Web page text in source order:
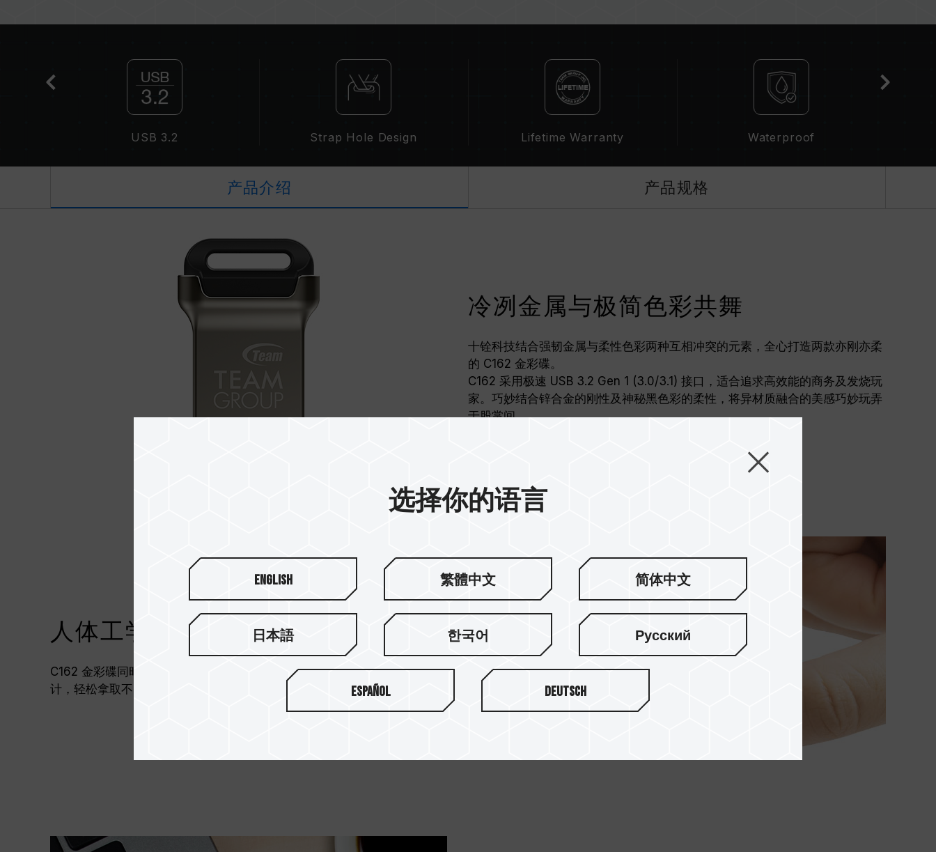
USB 3.2 Strap Hole Design Lifetime Warranty Waterproof
产品介绍 产品规格
冷冽金属与极简色彩共舞
十铨科技结合强韧金属与柔性色彩两种互相冲突的元素，全心打造两款亦刚亦柔
的 C162 金彩碟。
C162 采用极速 USB 3.2 Gen 1 (3.0/3.1) 接口，适合追求高效能的商务及发烧玩
家。巧妙结合锌合金的刚性及神秘黑色彩的柔性，将异材质融合的美感巧妙玩弄
于股掌间。
人体工学贴心设计，拿取轻松省力
C162 金彩碟同时考虑到使用者的便利性，加入了人体工学的尾部两侧结构设
计，轻松拿取不费力。
选择你的语言
English 繁體中文 简体中文
日本語 한국어 Русский
Español Deutsch